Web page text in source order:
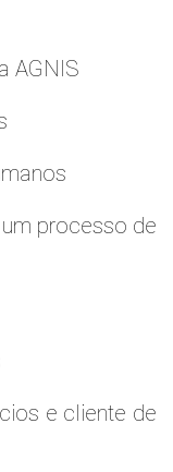
AGNIS
processo de
e cliente de